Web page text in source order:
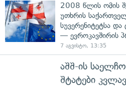
2008 წლის ომის
უთხრის
სუვერენიტეტსა
— ევროკავშირის
7 აგვისტო, 13:35
აშშ-ის
შტატები